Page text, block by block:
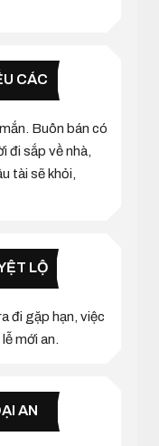
CÁC
Buôn bán có
đi sắp về nhà,
tài sẽ khỏi,
LỘ
đi gặp hạn, việc
mới an.
AN